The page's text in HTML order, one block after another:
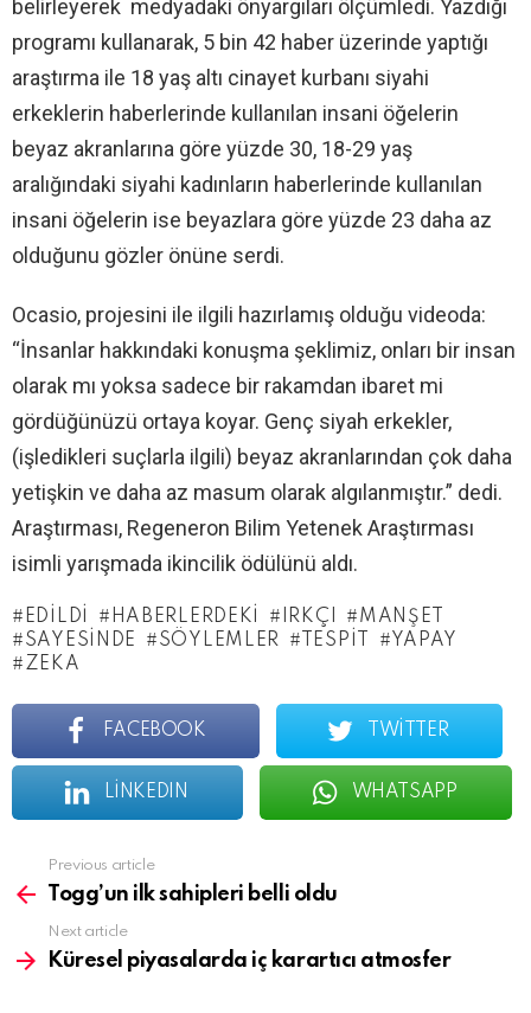
belirleyerek medyadaki önyargıları ölçümledi. Yazdığı
programı kullanarak, 5 bin 42 haber üzerinde yaptığı
araştırma ile 18 yaş altı cinayet kurbanı siyahi
erkeklerin haberlerinde kullanılan insani öğelerin
beyaz akranlarına göre yüzde 30, 18-29 yaş
aralığındaki siyahi kadınların haberlerinde kullanılan
insani öğelerin ise beyazlara göre yüzde 23 daha az
olduğunu gözler önüne serdi.
Ocasio, projesini ile ilgili hazırlamış olduğu videoda:
“İnsanlar hakkındaki konuşma şeklimiz, onları bir insan
olarak mı yoksa sadece bir rakamdan ibaret mi
gördüğünüzü ortaya koyar. Genç siyah erkekler,
(işledikleri suçlarla ilgili) beyaz akranlarından çok daha
yetişkin ve daha az masum olarak algılanmıştır.” dedi.
Araştırması, Regeneron Bilim Yetenek Araştırması
isimli yarışmada ikincilik ödülünü aldı.
EDILDI HABERLERDEKI IRKÇI
MANŞET
SAYESINDE
SÖYLEMLER TESPIT
YAPAY
ZEKA
FACEBOOK TWITTER
LINKEDIN WHATSAPP
more
Previous article
Togg’un ilk sahipleri belli oldu
Next article
Küresel piyasalarda iç karartıcı atmosfer